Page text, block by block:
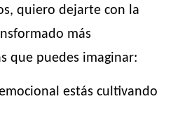
quiero dejarte con la
más
que puedes imaginar:
estás cultivando